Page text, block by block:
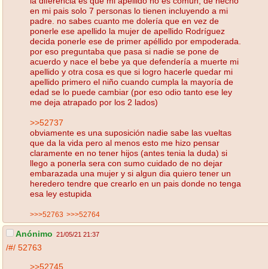
en mi pais solo 7 personas lo tienen incluyendo a mi
padre. no sabes cuanto me dolería que en vez de
ponerle ese apellido la mujer de apellido Rodríguez
decida ponerle ese de primer apéllido por empoderada.
por eso preguntaba que pasa si nadie se pone de
acuerdo y nace el bebe ya que defendería a muerte mi
apellido y otra cosa es que si logro hacerle quedar mi
apellido primero el niño cuando cumpla la mayoría de
edad se lo puede cambiar (por eso odio tanto ese ley
me deja atrapado por los 2 lados)
>>52737
obviamente es una suposición nadie sabe las vueltas
que da la vida pero al menos esto me hizo pensar
claramente en no tener hijos (antes tenia la duda) si
llego a ponerla sera con sumo cuidado de no dejar
embarazada una mujer y si algun dia quiero tener un
heredero tendre que crearlo en un pais donde no tenga
esa ley estupida
>>>52763 >>>52764
Anónimo 21/05/21 21:37
/#/ 52763
>>52745